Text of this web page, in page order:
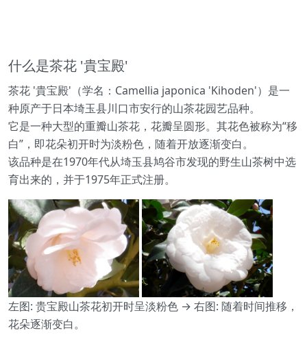
什么是茶花 '貴宝殿'
茶花 '貴宝殿'（学名：Camellia japonica 'Kihoden'）是一
种原产于日本埼玉县川口市安行的山茶花园艺品种。
它是一种大型的重瓣山茶花，花瓣呈圆形。其花色被称为“移
白”，即花朵初开时为淡粉色，随着开放逐渐变白。
该品种是在1970年代从埼玉县鸠谷市发现的野生山茶树中选
育出来的，并于1975年正式注册。
左图: 贵宝殿山茶花初开时呈淡粉色 → 右图: 随着时间推移，
花朵逐渐变白。